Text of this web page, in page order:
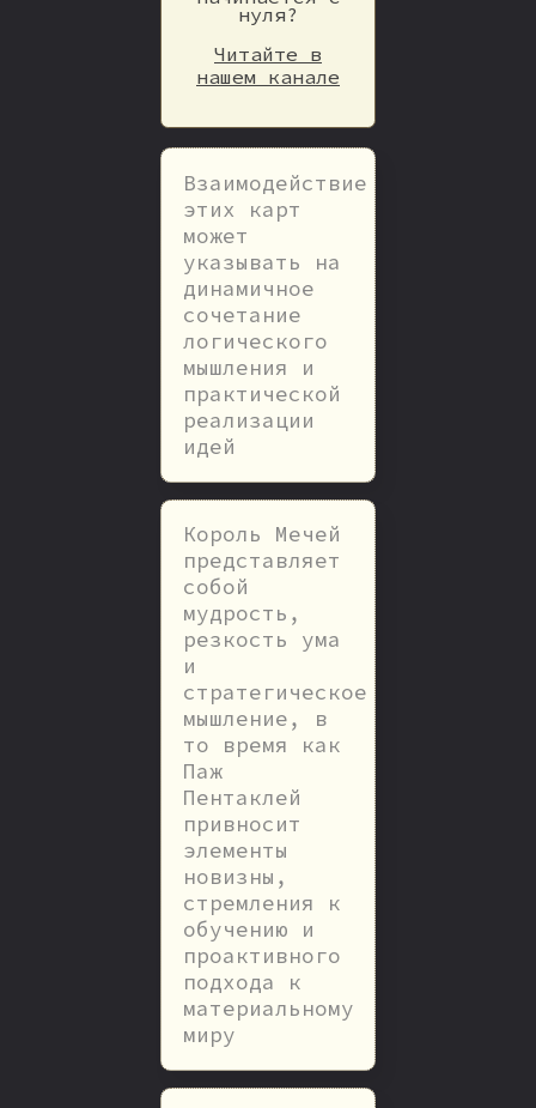
нуля?
Читайте в
нашем канале
Взаимодействие
этих карт
может
указывать на
динамичное
сочетание
логического
мышления и
практической
реализации
идей
Король Мечей
представляет
собой
мудрость,
резкость ума
и
стратегическое
мышление, в
то время как
Паж
Пентаклей
привносит
элементы
новизны,
стремления к
обучению и
проактивного
подхода к
материальному
миру